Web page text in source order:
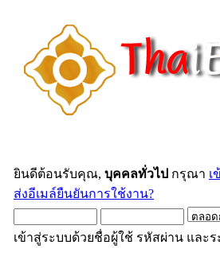
ยินดีต้อนรับคุณ, บุคคลทั่วไป กรุณา เ
ส่งอีเมล์ยืนยันการใช้งาน?
เข้าสู่ระบบด้วยชื่อผู้ใช้ รหัสผ่าน และร